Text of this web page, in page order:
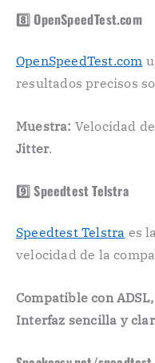
8️⃣ OpenSpeedTest.com
OpenSpeedTest.com
resultados precisos
Muestra: Velocidad
Jitter.
9️⃣ Speedtest Telstra
Speedtest Telstra es
velocidad de la
Compatible con
Interfaz sencilla y